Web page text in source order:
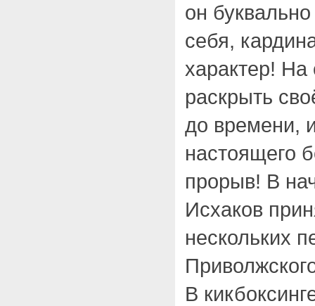
он
себя,
характер!
раскрыть
до времени,
настоящего
прорыв! В
Исхаков
нескольких
В